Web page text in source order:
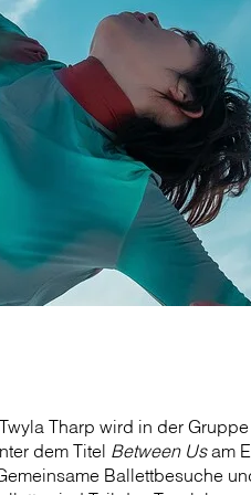
Tharp wird in der
dem Titel Between Usam
Ballettbesuche